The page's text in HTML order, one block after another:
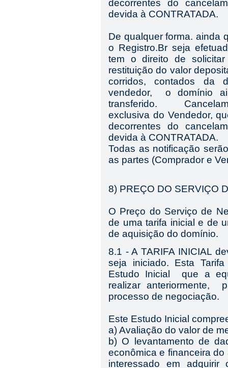
decorrentes do
devida à CONTRATADA.
De qualquer forma. ainda
o Registro.Br seja
tem o direito de
restituição do valor
corridos,contados da
vendedor,
o domínio
transferido.
exclusiva do Vendedor,
decorrentes do
devida à CONTRATADA.
Todas as notificação
as partes (Comprador e
8) PREÇO DO SERVIÇO
O Preço do Serviço de
de uma tarifa inicial e de
de aquisição do domínio.
8.1 - A TARIFA INICIAL
seja iniciado. Esta
Estudo Inicial que a
realizar anteriormente,
processo de negociação.
Este Estudo Inicial
a) Avaliação do valor de
b) O levantamento de
econômica e financeira
interessado em